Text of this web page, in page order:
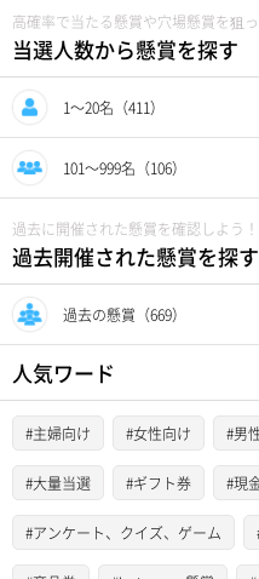
高確率で当たる懸賞や穴場懸賞を狙
当選人数から懸賞を探す
1〜20名（411）
101〜999名（106）
過去に開催された懸賞を確認しよう！
過去開催された懸賞を探す
過去の懸賞（669）
人気ワード
#主婦向け #女性向け #男
#大量当選 #ギフト券 #現
#アンケート、クイズ、ゲーム